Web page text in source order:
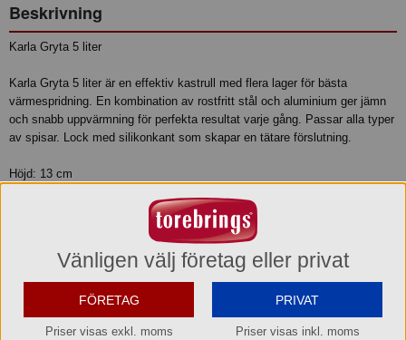
Beskrivning
Karla Gryta 5 liter
Karla Gryta 5 liter är en effektiv kastrull med flera lager för bästa
värmespridning. En kombination av rostfritt stål och aluminium ger jämn
och snabb uppvärmning för perfekta resultat varje gång. Passar alla typer
av spisar. Lock med silikonkant som skapar en tätare förslutning.
Höjd: 13 cm
Skötselråd: Diskmaskinssäker, Dishwasher safe
Material: Rostfittstål, Stainless steel
Produktinformation
Vänligen välj företag eller privat
FÖRETAG
Priser visas exkl. moms
PRIVAT
Priser visas inkl. moms